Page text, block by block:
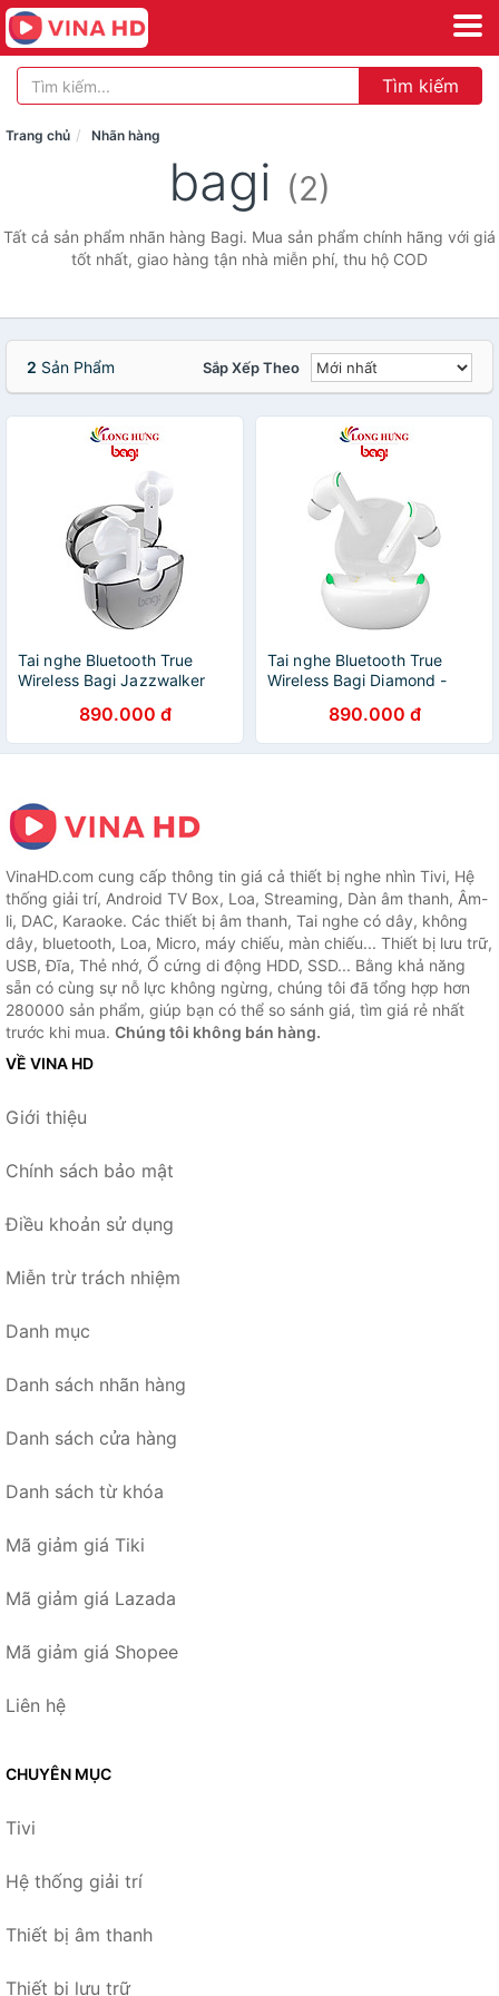
Tìm kiếm
Trang chủ Nhãn hàng
bagi (2)
Tất cả sản phẩm nhãn hàng Bagi. Mua sản phẩm chính hãng với giá
tốt nhất, giao hàng tận nhà miễn phí, thu hộ COD
2 Sản Phẩm Sắp Xếp Theo
Tai nghe Bluetooth True
Wireless Bagi Jazzwalker
890.000 đ
Tai nghe Bluetooth True
Wireless Bagi Diamond -
890.000 đ
VinaHD.com cung cấp thông tin giá cả thiết bị nghe nhìn Tivi, Hệ
thống giải trí, Android TV Box, Loa, Streaming, Dàn âm thanh, Âm-
li, DAC, Karaoke. Các thiết bị âm thanh, Tai nghe có dây, không
dây, bluetooth, Loa, Micro, máy chiếu, màn chiếu... Thiết bị lưu trữ,
USB, Đĩa, Thẻ nhớ, Ổ cứng di động HDD, SSD... Bằng khả năng
sẵn có cùng sự nỗ lực không ngừng, chúng tôi đã tổng hợp hơn
280000 sản phẩm, giúp bạn có thể so sánh giá, tìm giá rẻ nhất
trước khi mua. Chúng tôi không bán hàng.
VỀ VINA HD
Giới thiệu
Chính sách bảo mật
Điều khoản sử dụng
Miễn trừ trách nhiệm
Danh mục
Danh sách nhãn hàng
Danh sách cửa hàng
Danh sách từ khóa
Mã giảm giá Tiki
Mã giảm giá Lazada
Mã giảm giá Shopee
Liên hệ
CHUYÊN MỤC
Tivi
Hệ thống giải trí
Thiết bị âm thanh
Thiết bị lưu trữ